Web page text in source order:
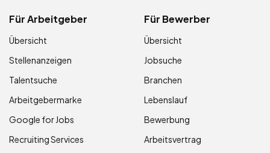
Für Arbeitgeber
Übersicht
Stellenanzeigen
Talentsuche
Arbeitgebermarke
Google for Jobs
Recruiting Services
Für Bewerber
Übersicht
Jobsuche
Branchen
Lebenslauf
Bewerbung
Arbeitsvertrag